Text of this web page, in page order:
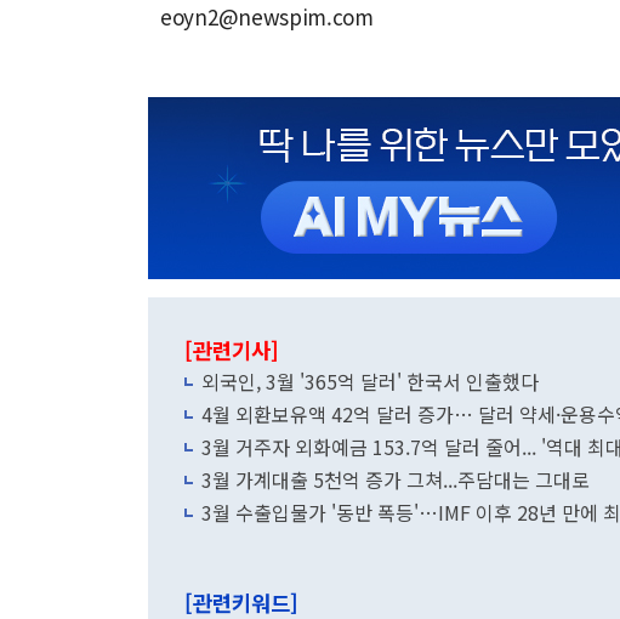
eoyn2@newspim.com
[관련기사]
외국인, 3월 '365억 달러' 한국서 인출했다
4월 외환보유액 42억 달러 증가… 달러 약세·운용수
3월 거주자 외화예금 153.7억 달러 줄어... '역대 최
3월 가계대출 5천억 증가 그쳐...주담대는 그대로
3월 수출입물가 '동반 폭등'…IMF 이후 28년 만에
[관련키워드]